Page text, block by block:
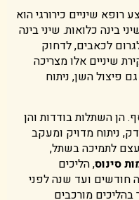
שיניים כירורגי הוא
בינה כלואות. שיני בינה
לכאבים, לדחוק
שיניים אלו מצריכה
פיצול השן, ניתוח
הן השתלות בודדות והן
ניתוח מדויק ומעקב
לתמיכה בשתל,
סינוס, הליכים
ועד שנה לפני
מורכבים